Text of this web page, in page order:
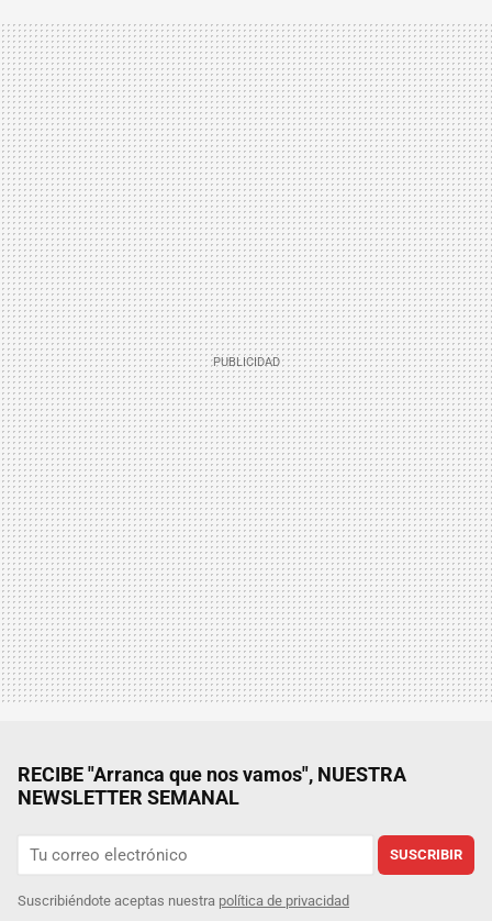
RECIBE "Arranca que nos vamos", NUESTRA
NEWSLETTER SEMANAL
SUSCRIBIR
Suscribiéndote aceptas nuestra política de privacidad